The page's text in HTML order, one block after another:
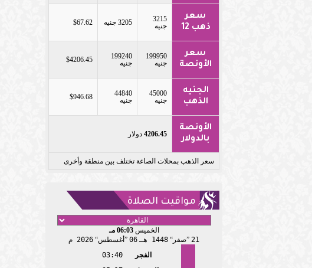
سعر
ذهب 12
3215
جنيه
3205 جنيه $67.62
سعر
الأونصة
199950
جنيه
199240
جنيه
$4206.45
الجنيه
الذهب
45000
جنيه
44840
جنيه
$946.68
الأونصة
بالدولار
4206.45 دولار
سعر الذهب بمحلات الصاغة تختلف بين منطقة وأخرى
مواقيت الصلاة
الخميس06:03 مـ
21 صفر 1448 هـ 06 أغسطس 2026 م
الفجر
03:40